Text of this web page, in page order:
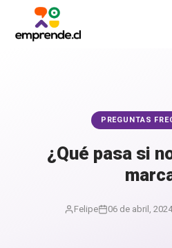
PREGUNTAS
¿Qué pasa si
Felipe 06 de abril, 2024